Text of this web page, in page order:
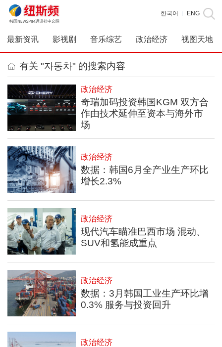
한국어 ENG
最新资讯 影视剧 音乐综艺 政治经济 视图天地
有关 "자동차" 的搜索内容
政治经济
奇瑞加码投资韩国KGM 双方合
作由技术延伸至资本与海外市
场
政治经济
数据：韩国6月全产业生产环比
增长2.3%
政治经济
现代汽车瞄准巴西市场 混动、
SUV和氢能成重点
政治经济
数据：3月韩国工业生产环比增
0.3% 服务与投资回升
政治经济